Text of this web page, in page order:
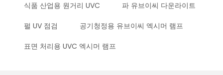
식품 산업용 원거리 UVC 파 유브이씨 다운라이트
펄 UV 점검 공기청정용 유브이씨 엑시머 램프
표면 처리용 UVC 엑시머 램프